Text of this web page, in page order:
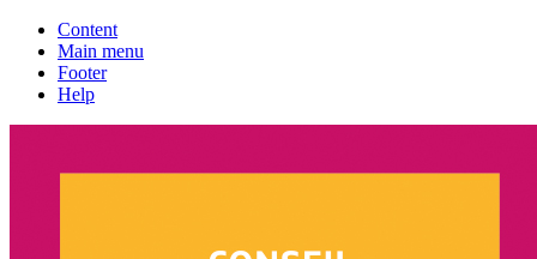
Content
Main menu
Footer
Help